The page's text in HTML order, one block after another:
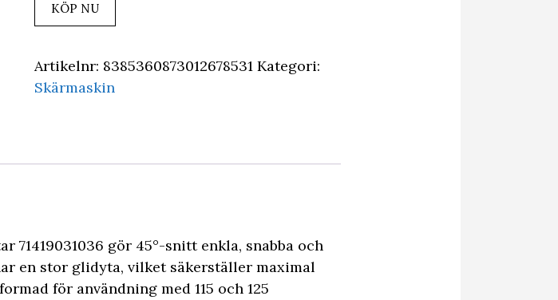
KÖP NU
Artikelnr: 8385360873012678531 Kategori:
Skärmaskin
71419031036 gör 45°-snitt enkla, snabba och
en stor glidyta, vilket säkerställer maximal
för användning med 115 och 125